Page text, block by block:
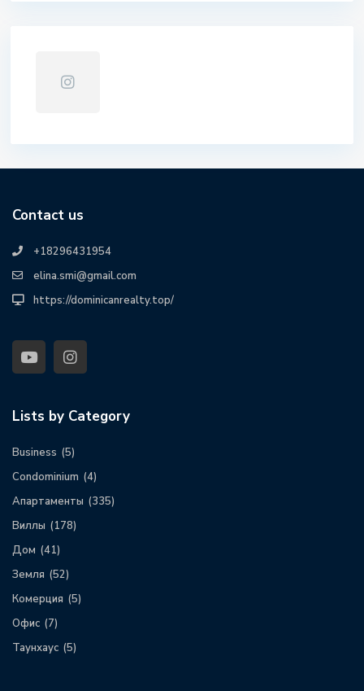
Contact us
+18296431954
elina.smi@gmail.com
https://dominicanrealty.top/
Lists by Category
Business (5)
Condominium (4)
Апартаменты (335)
Виллы (178)
Дом (41)
Земля (52)
Комерция (5)
Офис (7)
Таунхаус (5)